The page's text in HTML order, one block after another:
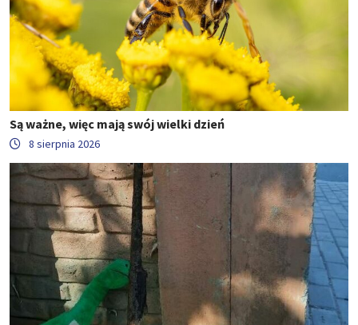
Są ważne, więc mają swój wielki dzień
8 sierpnia 2026